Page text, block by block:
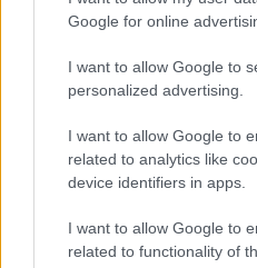
Google for online
I want to allow Google to
personalized advertising.
I want to allow Google to
related to analytics like
device identifiers in apps.
I want to allow Google to
related to functionality of
gyorsmérleg